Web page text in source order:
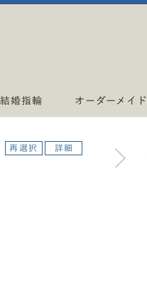
結婚指輪 オーダーメイド
再選択 詳細